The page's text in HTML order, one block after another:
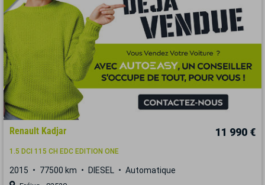
Renault Kadjar 11 990 €
1.5 DCI 115 CH EDC EDITION ONE
2015 77500 km DIESEL Automatique